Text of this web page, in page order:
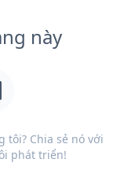
này
Chia sẻ nó với
phát triển!